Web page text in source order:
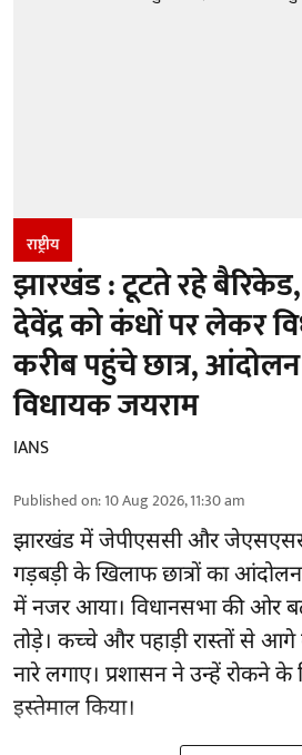
राष्ट्रीय
झारखंड : टूटते रहे
देवेंद्र को कंधों पर लेकर
करीब पहुंचे छात्र,
विधायक जयराम
IANS
Published on:10 Aug 2026, 11:30 am
झारखंडमें जेपीएससी और
गड़बड़ी के खिलाफ छात्रों का
में नजर आया। विधानसभा की ओर बढ़
तोड़े। कच्चे और पहाड़ी रास्तों से
नारे लगाए। प्रशासन ने उन्हें रोकने
इस्तेमाल किया।